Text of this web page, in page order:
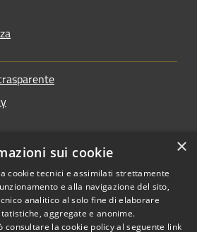
Copyright © 2026 • Comune di
×
sui cookie
cookie tecnici e assimilati strettamente
e alla navigazione del sito,
analitico al solo fine di elaborare
aggregate e anonime.
consultare la cookie policy al seguente link